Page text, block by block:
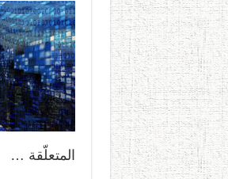
المتعلّقة …